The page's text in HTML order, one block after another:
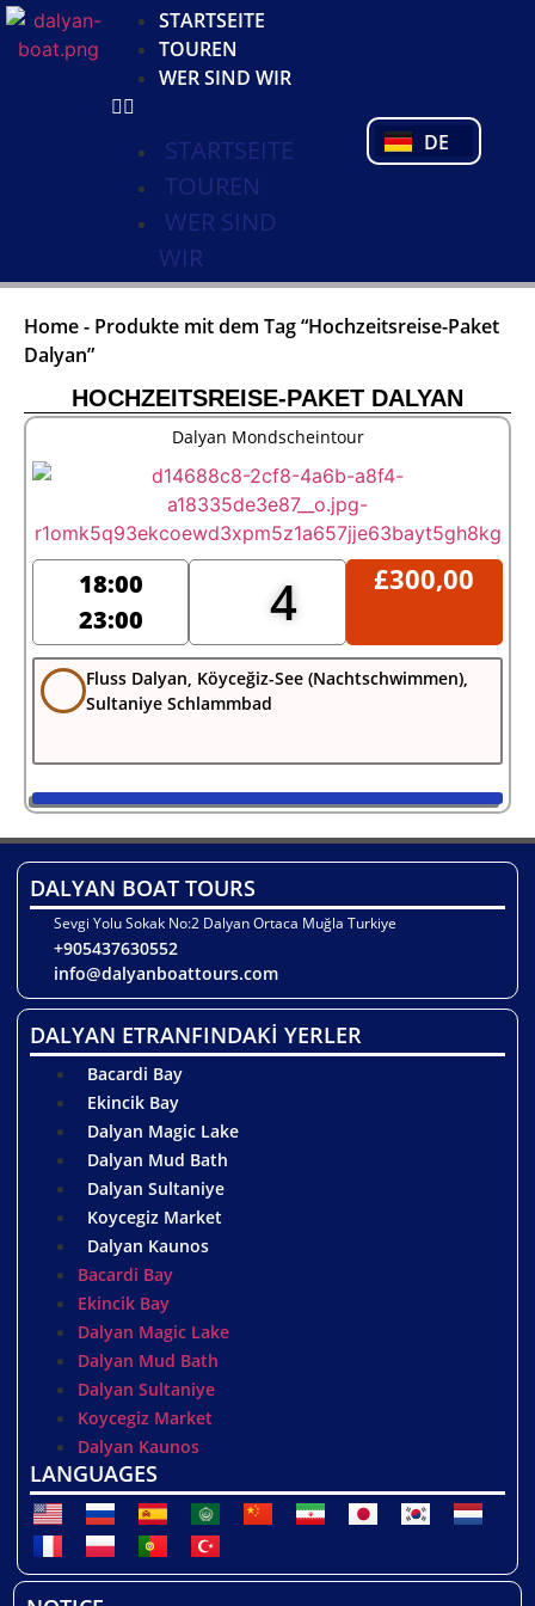
STARTSEITE
TOUREN
WER SIND WIR
STARTSEITE
TOUREN
WER SIND
WIR
DE
PT
TR
Home- Produkte mit dem Tag “Hochzeitsreise-Paket
Dalyan”
HOCHZEITSREISE-PAKET DALYAN
Dalyan Mondscheintour
18:00
23:00
4 £300,00
Fluss Dalyan, Köyceğiz-See (Nachtschwimmen),
Sultaniye Schlammbad
DALYAN BOAT TOURS
Sevgi Yolu Sokak No:2 Dalyan Ortaca Muğla Turkiye
+905437630552
info@dalyanboattours.com
DALYAN ETRANFINDAKİ YERLER
Bacardi Bay
Ekincik Bay
Dalyan Magic Lake
Dalyan Mud Bath
Dalyan Sultaniye
Koycegiz Market
Dalyan Kaunos
Bacardi Bay
Ekincik Bay
Dalyan Magic Lake
Dalyan Mud Bath
Dalyan Sultaniye
Koycegiz Market
Dalyan Kaunos
LANGUAGES